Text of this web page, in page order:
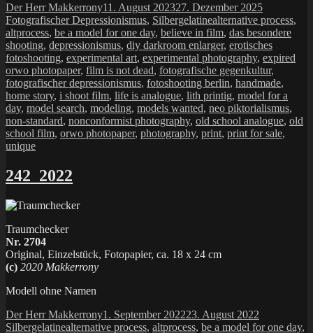
Autor
Der Herr MakkerronyVeröffentlicht
am
11. August 202327. Dezember 2025Kategorien
Fotografischer Depressionismus, SilbergelatineSchlagwörter
alternative process,
altprocess, be a model for one day, believe in film, das besondere
shooting, depressionismus, diy darkroom enlarger, erotisches
fotoshooting, experimental art, experimental photography, expired
orwo photopaper, film is not dead, fotografische gegenkultur,
fotografischer depressionismus, fotoshooting berlin, handmade,
home story, i shoot film, life is analogue, lith printig, model for a
day, model search, modeling, models wanted, neo piktorialismus,
non-standard, nonconformist photography, old school analogue, old
school film, orwo photopaper, photography, print, print for sale,
unique
242_2022
Traumchecker
Nr. 2704
Original, Einzelstück, Fotopapier, ca. 18 x 24 cm
(c) 2020 Makkerrony
Modell ohne Namen
Autor
Der Herr MakkerronyVeröffentlicht
am
1. September 202223. August 2022
SilbergelatineSchlagwörter
alternative process, altprocess, be a model for one day,